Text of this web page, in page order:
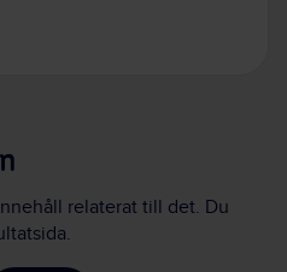
relaterat till det. Du